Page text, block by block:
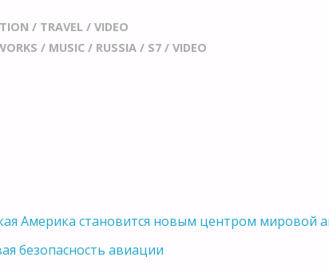
/ TRAVEL/ VIDEO
/ MUSIC/ RUSSIA/ S7/ VIDEO
Америка становится новым центром мировой
безопасность авиации